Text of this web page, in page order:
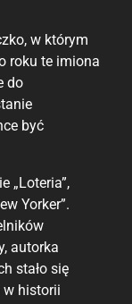
w którym
roku te imiona
do
być
„Loteria”,
Yorker”.
autorka
stało się
w historii